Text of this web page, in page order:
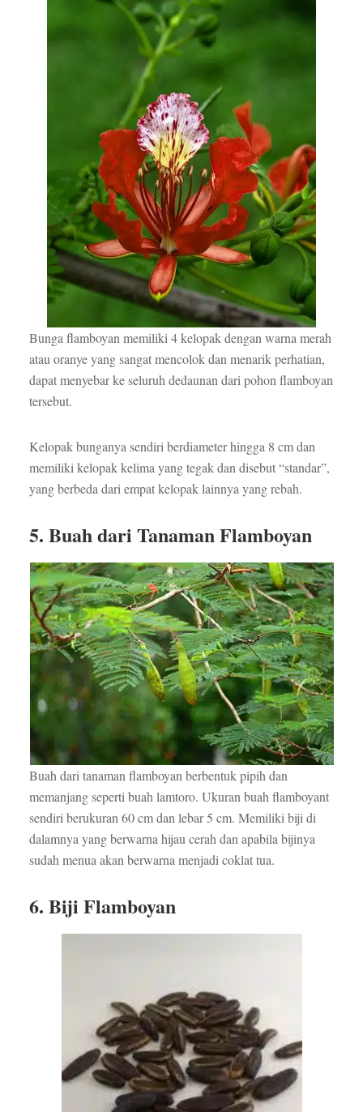
Bunga flamboyan memiliki 4 kelopak dengan warna merah
atau oranye yang sangat mencolok dan menarik perhatian,
dapat menyebar ke seluruh dedaunan dari pohon flamboyan
tersebut.
Kelopak bunganya sendiri berdiameter hingga 8 cm dan
memiliki kelopak kelima yang tegak dan disebut “standar”,
yang berbeda dari empat kelopak lainnya yang rebah.
5. Buah dari Tanaman Flamboyan
Buah dari tanaman flamboyan berbentuk pipih dan
memanjang seperti buah lamtoro. Ukuran buah flamboyant
sendiri berukuran 60 cm dan lebar 5 cm. Memiliki biji di
dalamnya yang berwarna hijau cerah dan apabila bijinya
sudah menua akan berwarna menjadi coklat tua.
6. Biji Flamboyan